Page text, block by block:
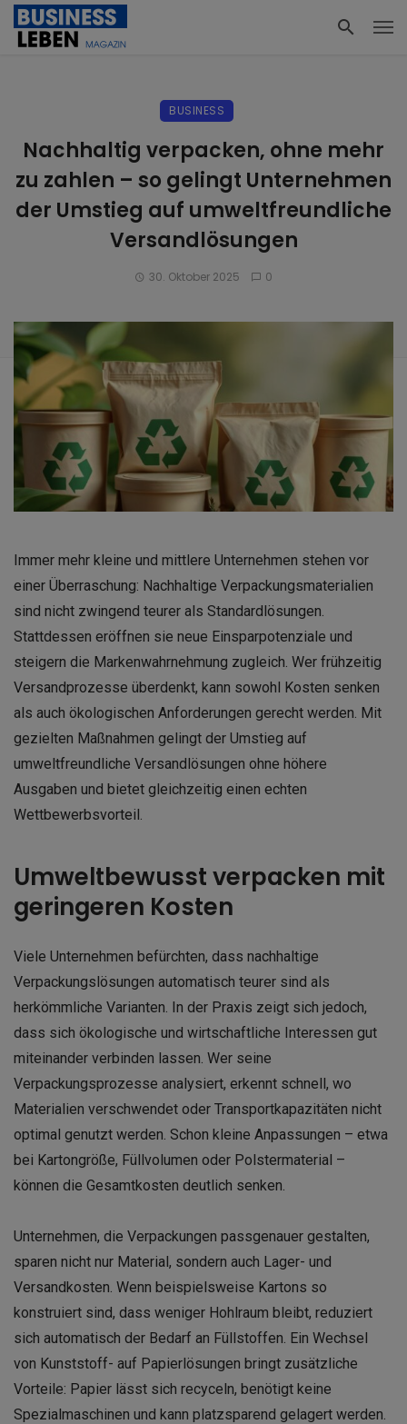
BUSINESS
Nachhaltig verpacken, ohne mehr
zu zahlen – so gelingt Unternehmen
der Umstieg auf umweltfreundliche
Versandlösungen
30. Oktober 2025 0
Immer mehr kleine und mittlere Unternehmen stehen vor
einer Überraschung: Nachhaltige Verpackungsmaterialien
sind nicht zwingend teurer als Standardlösungen.
Stattdessen eröffnen sie neue Einsparpotenziale und
steigern die Markenwahrnehmung zugleich. Wer frühzeitig
Versandprozesse überdenkt, kann sowohl Kosten senken
als auch ökologischen Anforderungen gerecht werden. Mit
gezielten Maßnahmen gelingt der Umstieg auf
umweltfreundliche Versandlösungen ohne höhere
Ausgaben und bietet gleichzeitig einen echten
Wettbewerbsvorteil.
Umweltbewusst verpacken mit
geringeren Kosten
Viele Unternehmen befürchten, dass nachhaltige
Verpackungslösungen automatisch teurer sind als
herkömmliche Varianten. In der Praxis zeigt sich jedoch,
dass sich ökologische und wirtschaftliche Interessen gut
miteinander verbinden lassen. Wer seine
Verpackungsprozesse analysiert, erkennt schnell, wo
Materialien verschwendet oder Transportkapazitäten nicht
optimal genutzt werden. Schon kleine Anpassungen – etwa
bei Kartongröße, Füllvolumen oder Polstermaterial –
können die Gesamtkosten deutlich senken.
Unternehmen, die Verpackungen passgenauer gestalten,
sparen nicht nur Material, sondern auch Lager- und
Versandkosten. Wenn beispielsweise Kartons so
konstruiert sind, dass weniger Hohlraum bleibt, reduziert
sich automatisch der Bedarf an Füllstoffen. Ein Wechsel
von Kunststoff- auf Papierlösungen bringt zusätzliche
Vorteile: Papier lässt sich recyceln, benötigt keine
Spezialmaschinen und kann platzsparend gelagert werden.